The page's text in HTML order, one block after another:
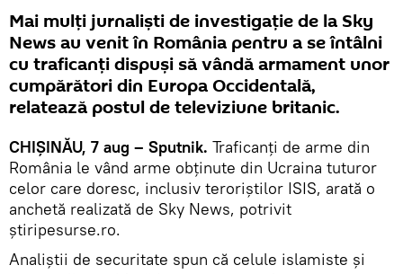
Mai mulți jurnaliști de investigație de la Sky
News au venit în România pentru a se întâlni
cu traficanți dispuși să vândă armament unor
cumpărători din Europa Occidentală,
relatează postul de televiziune britanic.
CHIȘINĂU, 7 aug – Sputnik. Traficanţi de arme din
România le vând arme obţinute din Ucraina tuturor
celor care doresc, inclusiv teroriştilor ISIS, arată o
anchetă realizată de Sky News, potrivit
știripesurse.ro.
Analiştii de securitate spun că celule islamiste şi